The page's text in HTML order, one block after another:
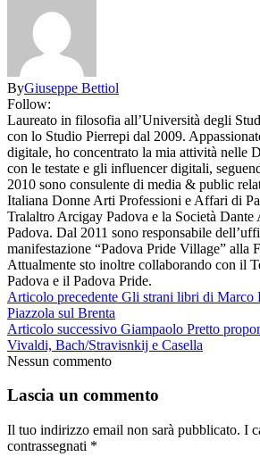
ByGiuseppe Bettiol
Follow:
Laureato in filosofia all’Università degli
con lo Studio Pierrepi dal 2009.
digitale, ho concentrato la mia attività nelle
con le testate e gli influencer digitali,
2010 sono consulente di media & public
Italiana Donne Arti Professioni e Affari di
Tralaltro Arcigay Padova e la Società
Padova. Dal 2011 sono responsabile
manifestazione “Padova Pride Village” alla
Attualmente sto inoltre collaborando con il
Padova e il Padova Pride.
Articolo precedente Gli strani libri di Marco
Piazzola sul Brenta
Articolo successivo Giampaolo Pretto
Vivaldi, Bach/Stravisnkij e Casella
Nessun commento
Lascia un commento
Il tuo indirizzo email non sarà pubblicato. I
contrassegnati *